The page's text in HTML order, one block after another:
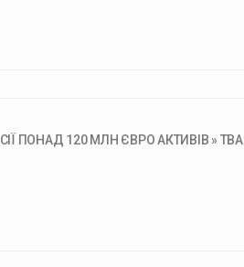
ПОНАД 120 МЛН ЄВРО АКТИВІВ » ТВА |